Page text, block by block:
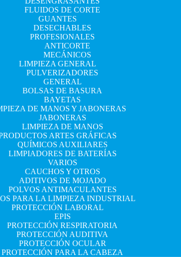
FLUIDOS DE CORTE
GUANTES
DESECHABLES
PROFESIONALES
ANTICORTE
MECÁNICOS
LIMPIEZA GENERAL
PULVERIZADORES
GENERAL
BOLSAS DE BASURA
BAYETAS
DE MANOS Y JABONERAS
JABONERAS
LIMPIEZA DE MANOS
ARTES GRÁFICAS
QUÍMICOS AUXILIARES
LIMPIADORES DE BATERÍAS
VARIOS
CAUCHOS Y OTROS
ADITIVOS DE MOJADO
POLVOS ANTIMACULANTES
PARA LA LIMPIEZA INDUSTRIAL
PROTECCIÓN LABORAL
EPIS
PROTECCIÓN RESPIRATORIA
PROTECCIÓN AUDITIVA
PROTECCIÓN OCULAR
PROTECCIÓN PARA LA CABEZA